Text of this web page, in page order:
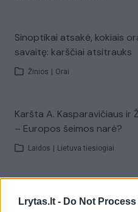
Lrytas.lt - Do Not
Sinoptikai atsakė, kokiais
savaitę: karščiai atsitrauks
Žinios Orai
Karšta A. Kasparavičiaus ir
– Europos šeimos narė?
Laidos Lietuva tiesiogiai
griežtos priemonės